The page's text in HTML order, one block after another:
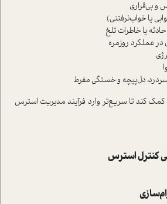
و بی‌قراری
یا خواب‌نرفتنی)
یا خاطرات تلخ
در عملکرد روزمره
دل‌پیچه و خستگی مفرط
کمک کند تا سریع‌تر وارد فرآیند مدیریت استرس
کنترل استرس